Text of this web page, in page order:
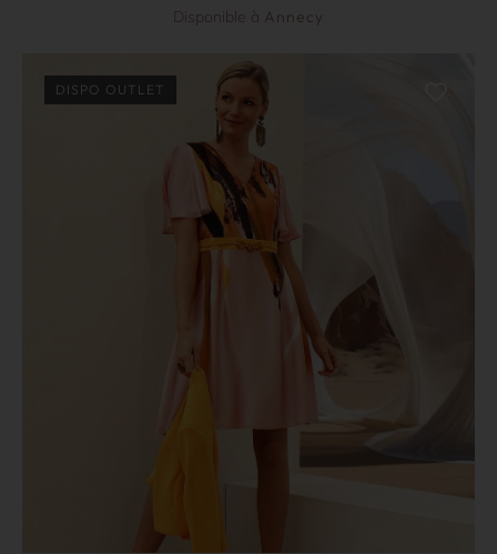
Disponible à Annecy
DISPO OUTLET